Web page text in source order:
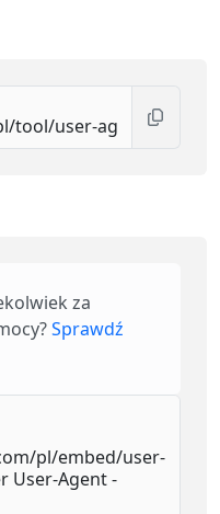
za
Sprawdź